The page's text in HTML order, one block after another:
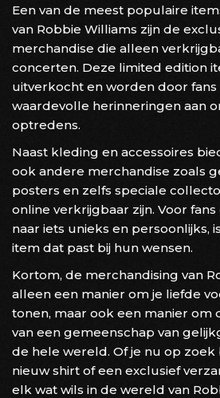
Een van de meest populaire
van Robbie Williams zijn de
merchandise die alleen
concerten. Deze limited edition
uitverkocht en worden door
waardevolle herinneringen aan
optredens.
Naast kleding en accessoires
ook andere merchandise zoals
posters en zelfs speciale
online verkrijgbaar zijn. Voor
naar iets unieks en persoonlijks,
item dat past bij hun wensen.
Kortom, de merchandising van
alleen een manier om je liefde
tonen, maar ook een manier om
van een gemeenschap van
de hele wereld. Of je nu op zoek
nieuw shirt of een exclusief
elk wat wils in de wereld van